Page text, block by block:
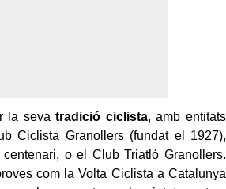
la sevatradició ciclista, amb entitats
Ciclista Granollers (fundat el 1927),
o el Club Triatló Granollers.
com la Volta Ciclista a Catalunya